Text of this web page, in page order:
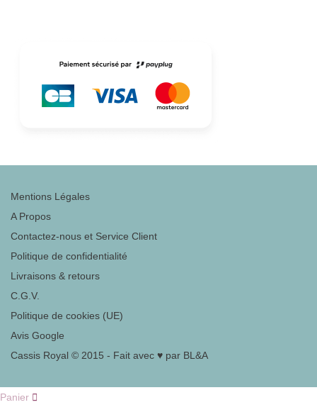
Mentions Légales
A Propos
Contactez-nous et Service Client
Politique de confidentialité
Livraisons & retours
C.G.V.
Politique de cookies (UE)
Avis Google
Cassis Royal © 2015 - Fait avec ♥ par BL&A
Panier